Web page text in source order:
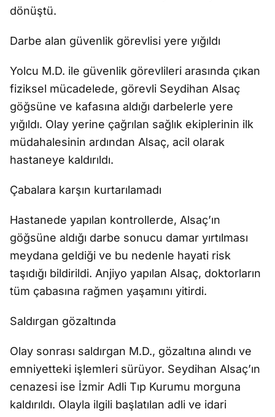
dönüştü.
Darbe alan güvenlik görevlisi yere yığıldı
Yolcu M.D. ile güvenlik görevlileri arasında çıkan
fiziksel mücadelede, görevli Seydihan Alsaç
göğsüne ve kafasına aldığı darbelerle yere
yığıldı. Olay yerine çağrılan sağlık ekiplerinin ilk
müdahalesinin ardından Alsaç, acil olarak
hastaneye kaldırıldı.
Çabalara karşın kurtarılamadı
Hastanede yapılan kontrollerde, Alsaç’ın
göğsüne aldığı darbe sonucu damar yırtılması
meydana geldiği ve bu nedenle hayati risk
taşıdığı bildirildi. Anjiyo yapılan Alsaç, doktorların
tüm çabasına rağmen yaşamını yitirdi.
Saldırgan gözaltında
Olay sonrası saldırgan M.D., gözaltına alındı ve
emniyetteki işlemleri sürüyor. Seydihan Alsaç’ın
cenazesi ise İzmir Adli Tıp Kurumu morguna
kaldırıldı. Olayla ilgili başlatılan adli ve idari